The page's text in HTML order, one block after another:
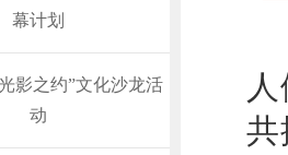
幕计划
影之约”文化沙龙活
动
共